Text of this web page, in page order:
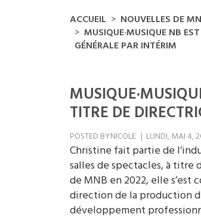
ACCUEIL
NOUVELLES DE
MUSIQUE·MUSIQUE NB
GÉNÉRALE PAR INTÉRIM
TITRE DE
POSTED BYNICOLE LUNDI, MAI 4,
Christine fait partie de
salles de spectacles, à titre
de MNB en 2022, elle
direction de la production
développement